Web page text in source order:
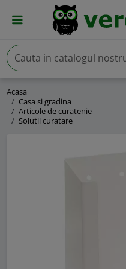
Acasa
Casa si gradina
Articole de curatenie
Solutii curatare